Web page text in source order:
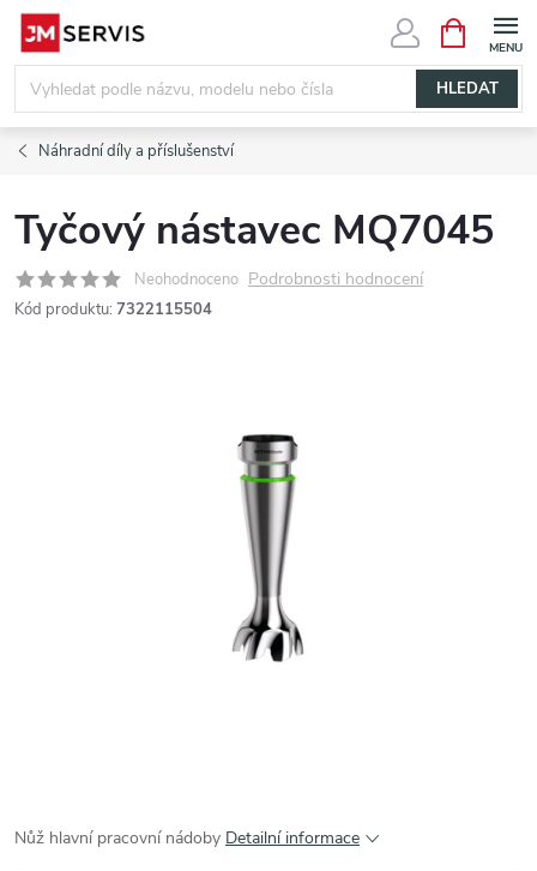
Přejít
obsah
HLEDAT
NÁKUPNÍ
KOŠÍK
Náhradní díly a příslušenství
Tyčový nástavec MQ7045
Neohodnoceno Podrobnosti hodnocení
Kód produktu: 7322115504
Nůž hlavní pracovní nádoby Detailní informace